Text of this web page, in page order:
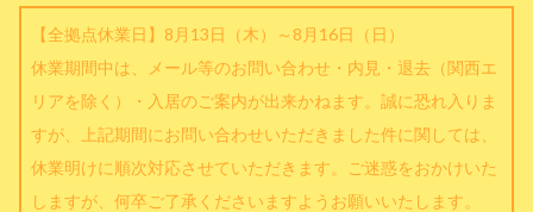
【全拠点休業日】8月13日（木）～8月16日（日）
休業期間中は、メール等のお問い合わせ・内見・退去（関西エ
リアを除く）・入居のご案内が出来かねます。誠に恐れ入りま
すが、上記期間にお問い合わせいただきました件に関しては、
休業明けに順次対応させていただきます。ご迷惑をおかけいた
しますが、何卒ご了承くださいますようお願いいたします。